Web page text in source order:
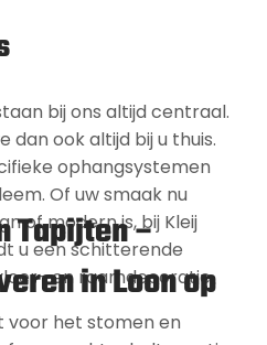
Tapijten –
in Loon op
bij ons altijd centraal.
dan ook altijd bij u thuis.
ophangsystemen
Of uw smaak nu
of modern is, bij Kleij
u een schitterende
en raamdecoratie.
voor het stomen en